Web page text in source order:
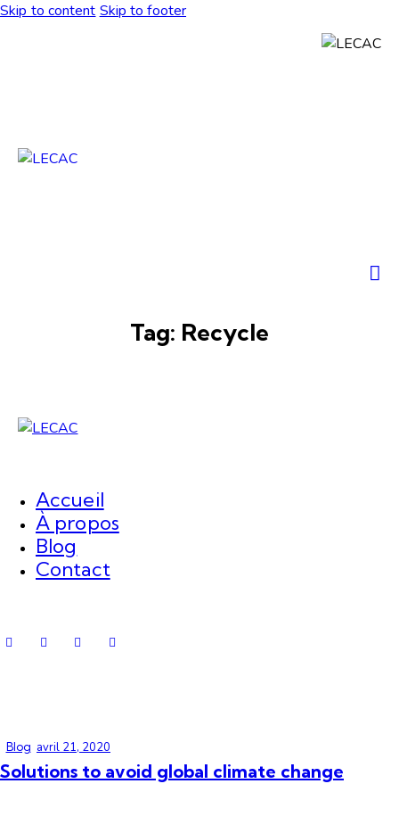
Skip to content Skip to footer
Tag: Recycle
Accueil
À propos
Blog
Contact
Blog avril 21, 2020
Solutions to avoid global climate change